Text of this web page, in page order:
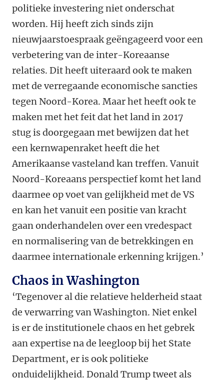
politieke investering niet onderschat
worden. Hij heeft zich sinds zijn
nieuwjaarstoespraak geëngageerd voor een
verbetering van de inter-Koreaanse
relaties. Dit heeft uiteraard ook te maken
met de verregaande economische sancties
tegen Noord-Korea. Maar het heeft ook te
maken met het feit dat het land in 2017
stug is doorgegaan met bewijzen dat het
een kernwapenraket heeft die het
Amerikaanse vasteland kan treffen. Vanuit
Noord-Koreaans perspectief komt het land
daarmee op voet van gelijkheid met de VS
en kan het vanuit een positie van kracht
gaan onderhandelen over een vredespact
en normalisering van de betrekkingen en
daarmee internationale erkenning krijgen.’
Chaos in Washington
‘Tegenover al die relatieve helderheid staat
de verwarring van Washington. Niet enkel
is er de institutionele chaos en het gebrek
aan expertise na de leegloop bij het State
Department, er is ook politieke
onduidelijkheid. Donald Trump tweet als